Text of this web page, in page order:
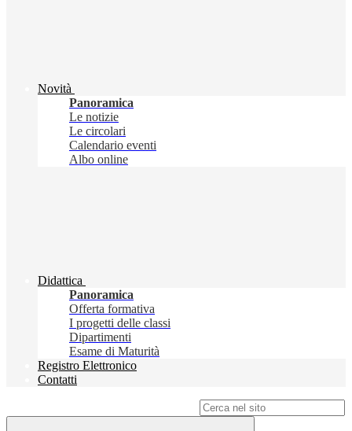
Novità
Panoramica
Le notizie
Le circolari
Calendario eventi
Albo online
Didattica
Panoramica
Offerta formativa
I progetti delle classi
Dipartimenti
Esame di Maturità
Registro Elettronico
Contatti